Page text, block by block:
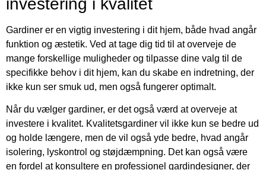
investering i kvalitet
Gardiner er en vigtig investering i dit hjem, både hvad angår
funktion og æstetik. Ved at tage dig tid til at overveje de
mange forskellige muligheder og tilpasse dine valg til de
specifikke behov i dit hjem, kan du skabe en indretning, der
ikke kun ser smuk ud, men også fungerer optimalt.
Når du vælger gardiner, er det også værd at overveje at
investere i kvalitet. Kvalitetsgardiner vil ikke kun se bedre ud
og holde længere, men de vil også yde bedre, hvad angår
isolering, lyskontrol og støjdæmpning. Det kan også være
en fordel at konsultere en professionel gardindesigner, der